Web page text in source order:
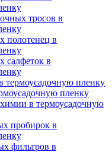
тросов в
полотенец в
салфеток в
термоусадочную пленку
пленку
в термоусадочную
пробирок в
фильтров в